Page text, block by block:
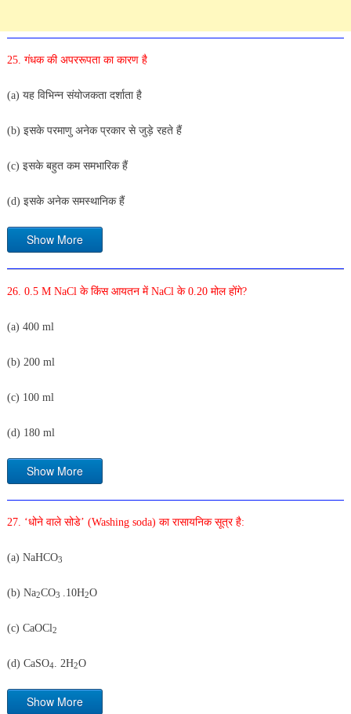
25. गंधक की अपररूपता का कारण है
(a) यह विभिन्न संयोजकता दर्शाता है
(b) इसके परमाणु अनेक प्रकार से जुड़े रहते हैं
(c) इसके बहुत कम समभारिक हैं
(d) इसके अनेक समस्थानिक हैं
Show More
26. 0.5 M NaCl के किंस आयतन में NaCl के 0.20 मोल होंगे?
(a) 400 ml
(b) 200 ml
(c) 100 ml
(d) 180 ml
Show More
27. ‘धोने वाले सोडे’ (Washing soda) का रासायनिक सूत्र है:
(a) NaHCO3
(b) Na2CO3 .10H2O
(c) CaOCl2
(d) CaSO4 . 2H2O
Show More